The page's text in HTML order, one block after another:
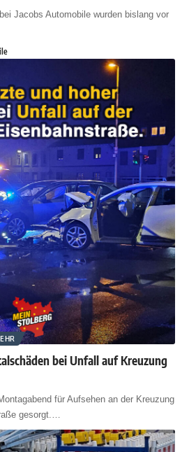
Jacobs Automobile wurden bislang vor
bei Unfall auf Kreuzung
für Aufsehen an der Kreuzung
gesorgt.